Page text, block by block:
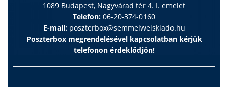
1089 Budapest, Nagyvárad tér 4. I. emelet
Telefon: 06-20-374-0160
E-mail: poszterbox@semmelweiskiado.hu
Poszterbox megrendelésével kapcsolatban kérjük
telefonon érdeklődjön!